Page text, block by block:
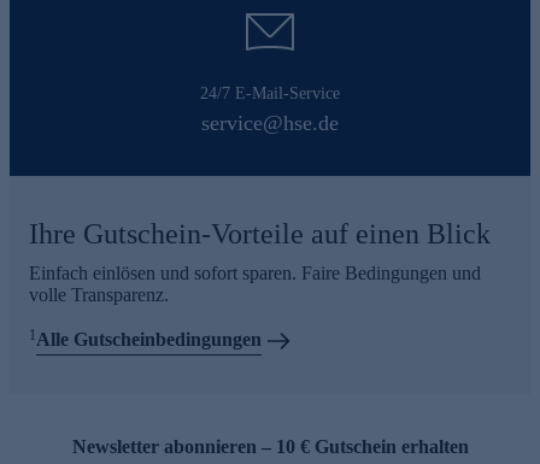
24/7 E-Mail-Service
service@hse.de
Ihre Gutschein-Vorteile auf einen Blick
Einfach einlösen und sofort sparen. Faire Bedingungen und
volle Transparenz.
1Alle Gutscheinbedingungen
Newsletter abonnieren – 10 € Gutschein erhalten